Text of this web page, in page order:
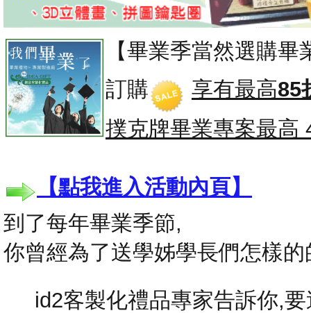
【畢業季當然選購
訂購
享有最高85
撲克牌畢業專案最高
【點我進入活動內頁】
到了每年畢業季節,
你曾經為了送學姊學長們怎樣
id2客製化禮品專家告訴你,要